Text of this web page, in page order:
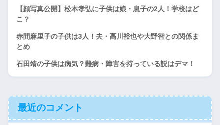
【顔写真公開】松本孝弘に子供は娘・息子の2人！学校はど
こ？
赤間麻里子の子供は3人！夫・高川裕也や大野智との関係ま
とめ
石田靖の子供は病気？難病・障害を持っている説はデマ！
最近のコメント